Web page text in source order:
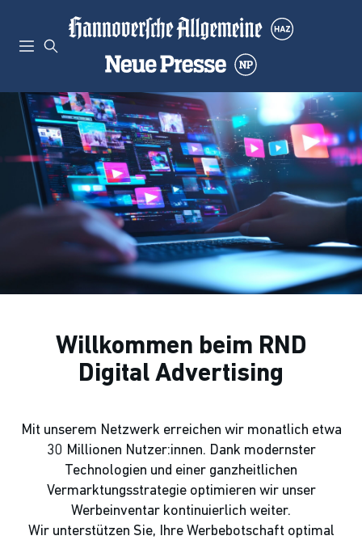
Willkommen beim RND
Digital Advertising
Mit unserem Netzwerk erreichen wir monatlich etwa
30 Millionen Nutzer:innen. Dank modernster
Technologien und einer ganzheitlichen
Vermarktungsstrategie optimieren wir unser
Werbeinventar kontinuierlich weiter.
Wir unterstützen Sie, Ihre Werbebotschaft optimal